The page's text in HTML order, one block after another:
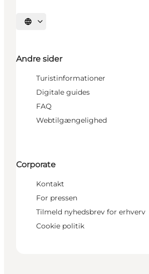
Vælg sprog
Andre sider
Turistinformationer
Digitale guides
FAQ
Webtilgængelighed
Corporate
Kontakt
For pressen
Tilmeld nyhedsbrev for erhverv
Cookie politik